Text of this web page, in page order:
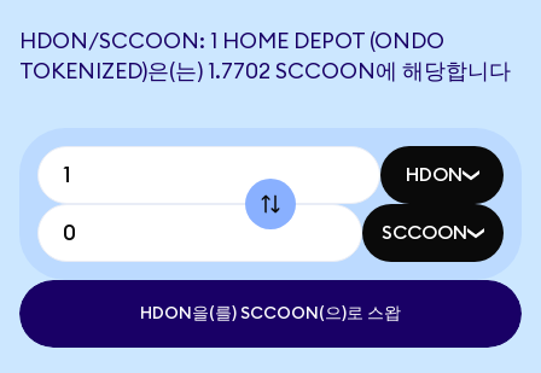
HDON/SCCOON: 1 HOME DEPOT (ONDO
TOKENIZED)은(는) 1.7702 SCCOON에 해당합니다
HDON
SCCOON
HDON을(를) SCCOON(으)로 스왑